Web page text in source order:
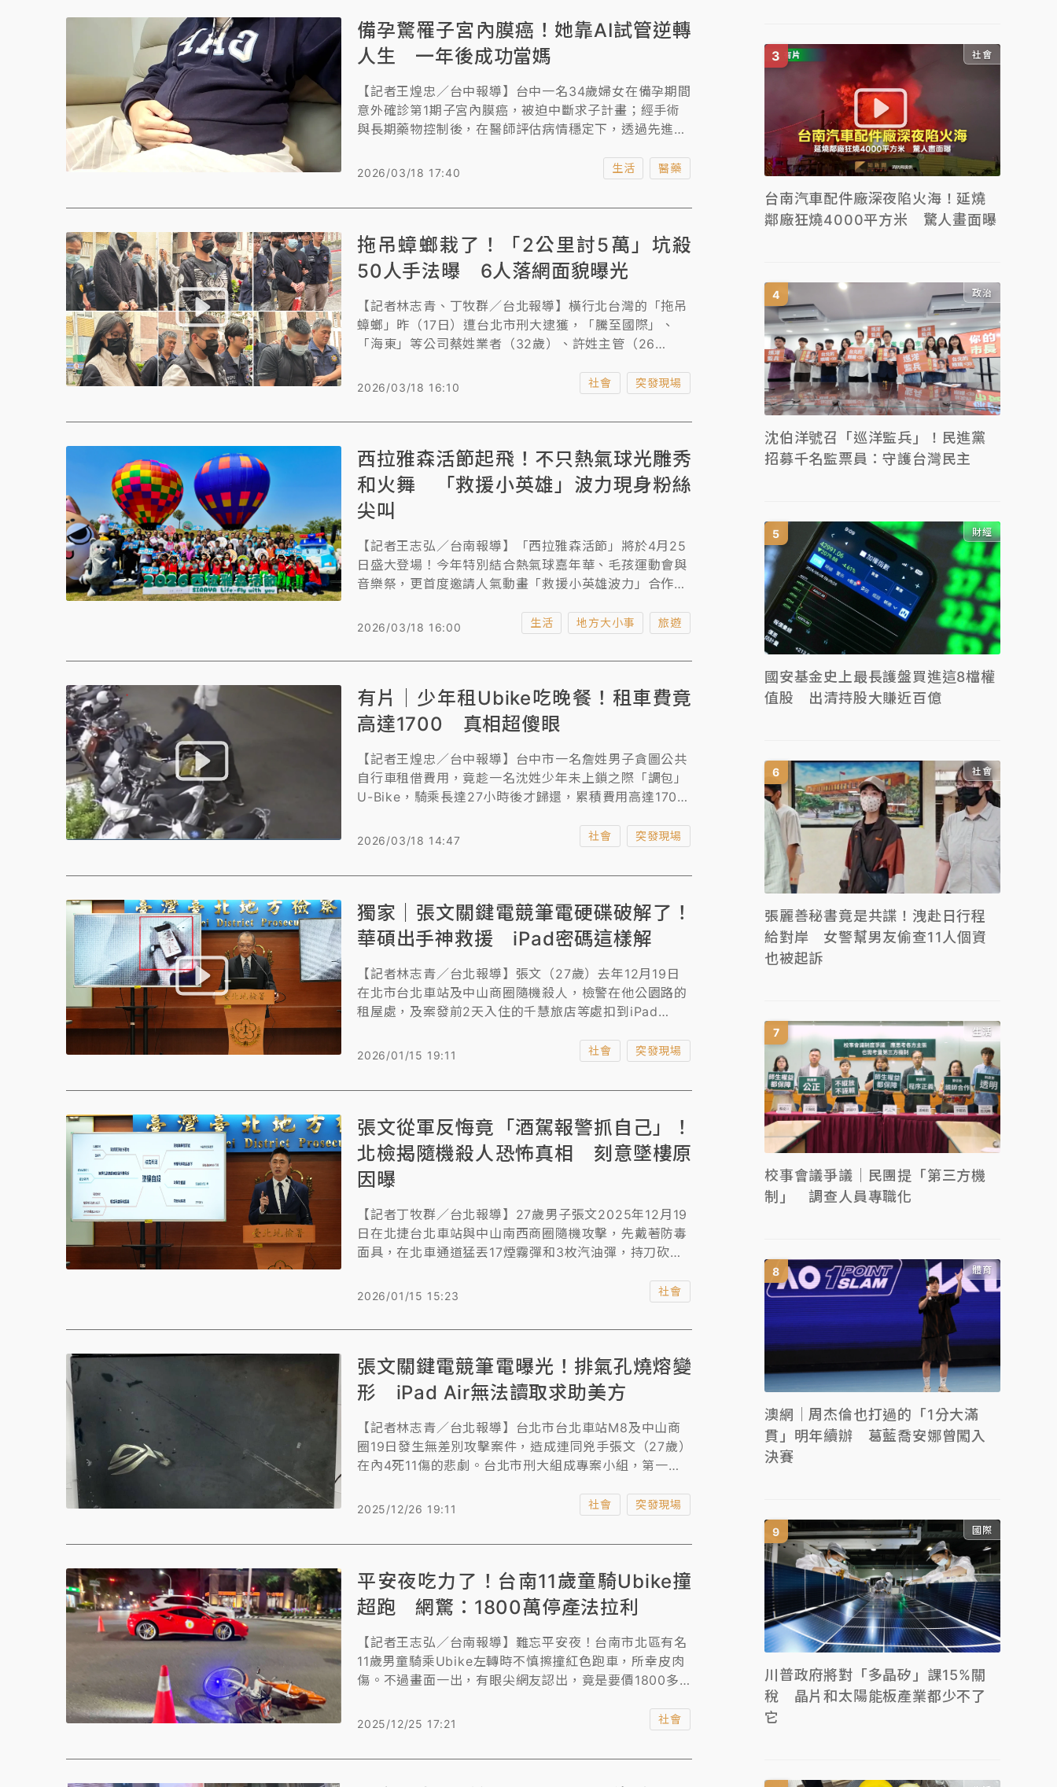
金，法官審酌他罹患思覺失調症、缺乏病識感，對兩性認
知有偏差，諭知須在執行完畢後，令入適當處所施以監護
5年，此案上訴高院審理中。
備孕驚罹子宮內膜癌！她靠AI試管逆轉
人生 一年後成功當媽
【記者王煌忠／台中報導】台中一名34歲婦女在備孕期間
意外確診第1期子宮內膜癌，被迫中斷求子計畫；經手術
與長期藥物控制後，在醫師評估病情穩定下，透過先進試
鼓勵還在求子的夫婦「人生的意外，無法預測，遇到了就
念並共同協力，相信老天爺終會應許我們的」。
2026/03/18 17:40 生活 醫藥
拖吊蟑螂栽了！「2公里討5萬」坑殺
50人手法曝 6人落網面貌曝光
【記者林志青、丁牧群／台北報導】橫行北台灣的「拖吊
蟑螂」昨（17日）遭台北市刑大逮獲，「騰至國際」、
「海東」等公司蔡姓業者（32歲）、許姓主管（26
（32歲）與陳姓（19歲）司機共6人落網。警方查出有民
逾50人，目前已接獲20件報案。警方今下午依《稅捐稽
罪將6人移送台北地檢署複訊。
2026/03/18 16:10 社會 突發現場
西拉雅森活節起飛！不只熱氣球光雕秀
和火舞 「救援小英雄」波力現身粉絲
尖叫
【記者王志弘／台南報導】「西拉雅森活節」將於4月25
日盛大登場！今年特別結合熱氣球嘉年華、毛孩運動會與
音樂祭，更首度邀請人氣動畫「救援小英雄波力」合作。
樂團接力開唱，歡迎全國遊客深入仙境西拉雅，感受大草
2026/03/18 16:00 生活 地方大小事 旅遊
有片｜少年租Ubike吃晚餐！租車費竟
高達1700 真相超傻眼
【記者王煌忠／台中報導】台中市一名詹姓男子貪圖公共
自行車租借費用，竟趁一名沈姓少年未上鎖之際「調包」
U-Bike，騎乘長達27小時後才歸還，累積費用高達1700
姓少年經U-Bike公司釐清責任後，僅需負擔10元租借費
2026/03/18 14:47 社會 突發現場
獨家｜張文關鍵電競筆電硬碟破解了！
華碩出手神救援 iPad密碼這樣解
【記者林志青／台北報導】張文（27歲）去年12月19日
在北市台北車站及中山商圈隨機殺人，檢警在他公園路的
租屋處，及案發前2天入住的千慧旅店等處扣到iPad
電已焚毀，硬碟因SSD固態硬碟是Windows 11預設的
當於10的48次方的密碼。所幸華碩得知後，邀集國外專
硬碟資料 ，才取得「金錢規劃」與「投擲式燃燒瓶」的犯
罪證據，還原犯罪拼圖。 至於張文另台iPad Air因檢警沒
有密碼、求助原廠也愛莫能助，所幸檢警調查張文案發前
2月行蹤，發現他去年11月17日在北捷勘查地形時，監視
後，成功猜出張文的6位數密碼。
2026/01/15 19:11 社會 突發現場
張文從軍反悔竟「酒駕報警抓自己」！
北檢揭隨機殺人恐怖真相 刻意墜樓原
因曝
【記者丁牧群／台北報導】27歲男子張文2025年12月19
日在北捷台北車站與中山南西商圈隨機攻擊，先戴著防毒
面具，在北車通道猛丟17煙霧彈和3枚汽油彈，持刀砍刺
遭警察圍捕時墜樓死亡，包括自己在內，造成4死11傷慘
犯案，動機是因與社會、家人長期疏離，對於職場環境明
自己」。最終透過追求社會震撼的「高度計畫性表達式犯
罪」犯案，但因他已輕生亡，因此不起訴。
2026/01/15 15:23 社會
張文關鍵電競筆電曝光！排氣孔燒熔變
形 iPad Air無法讀取求助美方
【記者林志青／台北報導】台北市台北車站M8及中山商
圈19日發生無差別攻擊案件，造成連同兇手張文（27歲）
在內4死11傷的悲劇。台北市刑大組成專案小組，第一時
及案發前2天入住的千慧商旅中，查扣iPad Air及三星平
布查扣手機、平板及筆電照片；其中電競筆電SSD硬碟至
助。
2025/12/26 19:11 社會 突發現場
平安夜吃力了！台南11歲童騎Ubike撞
超跑 網驚：1800萬停產法拉利
【記者王志弘／台南報導】難忘平安夜！台南市北區有名
11歲男童騎乘Ubike左轉時不慎擦撞紅色跑車，所幸皮肉
傷。不過畫面一出，有眼尖網友認出，竟是要價1800多
產，維修費恐令人咋舌，紛紛直呼「這下吃力了」。
2025/12/25 17:21 社會
社會
台南汽車配件廠深夜陷火海！延燒
鄰廠狂燒4000平方米 驚人畫面曝
政治
沈伯洋號召「巡洋監兵」！民進黨
招募千名監票員：守護台灣民主
財經
國安基金史上最長護盤買進這8檔權
值股 出清持股大賺近百億
社會
張麗善秘書竟是共諜！洩赴日行程
給對岸 女警幫男友偷查11人個資
也被起訴
生活
校事會議爭議｜民團提「第三方機
制」 調查人員專職化
體育
澳網｜周杰倫也打過的「1分大滿
貫」明年續辦 葛藍喬安娜曾闖入
決賽
國際
川普政府將對「多晶矽」課15%關
稅 晶片和太陽能板產業都少不了
它